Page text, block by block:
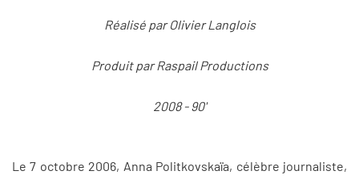
Réalisé par Olivier Langlois
Produit par Raspail Productions
2008 - 90'
Le 7 octobre 2006, Anna Politkovskaïa, célèbre journaliste,